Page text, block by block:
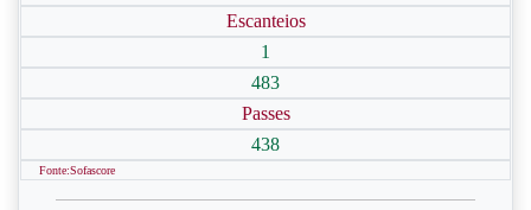
Escanteios
1
483
Passes
438
Fonte:Sofascore